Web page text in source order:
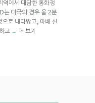
역에서 대담한 통화정
는 미국의 경우 올 2분
로 내다봤고, 아베 신
고 → 더 보기